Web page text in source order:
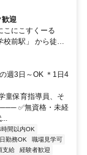
歓迎
こにこすくーる
前駅」 から徒歩2
週3日～OK ＊1日4
童保育指導員、そ
✅無資格・未経
時間以内OK
勤務OK
職場見学可
支給
経験者歓迎